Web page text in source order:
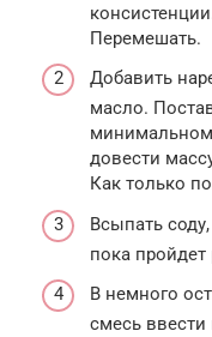
Перемешать.
Добавить
масло.
довести
Как только
Всыпать
пока пройдет
В немного
смесь